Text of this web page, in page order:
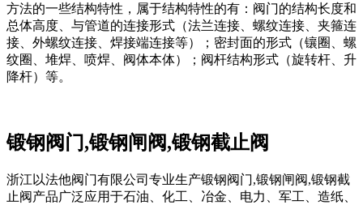
方法的一些结构特性，属于结构特性的有：阀门的结构长度和
总体高度、与管道的连接形式（法兰连接、螺纹连接、夹箍连
接、外螺纹连接、焊接端连接等）；密封面的形式（镶圈、螺
纹圈、堆焊、喷焊、阀体本体）；阀杆结构形式（旋转杆、升
降杆）等。
锻钢阀门,锻钢闸阀,锻钢截止阀
浙江以法他阀门有限公司专业生产锻钢阀门,锻钢闸阀,锻钢截
止阀产品广泛应用于石油、化工、冶金、电力、军工、造纸、